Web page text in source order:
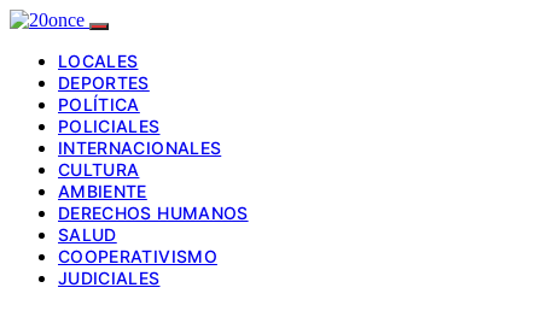
LOCALES
DEPORTES
POLÍTICA
POLICIALES
INTERNACIONALES
CULTURA
AMBIENTE
DERECHOS HUMANOS
SALUD
COOPERATIVISMO
JUDICIALES